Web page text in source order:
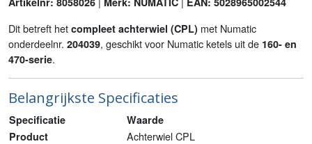
Dit betreft het compleet achterwiel (CPL) met Numatic
onderdeelnr. 204039, geschikt voor Numatic ketels uit de 160- en
470-serie.
Belangrijkste Specificaties
Specificatie
Waarde
Product
Achterwiel CPL